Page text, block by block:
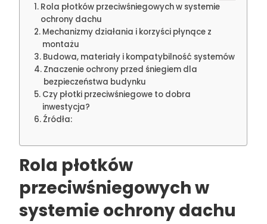
Rola płotków przeciwśniegowych w systemie
ochrony dachu
Mechanizmy działania i korzyści płynące z
montażu
Budowa, materiały i kompatybilność systemów
Znaczenie ochrony przed śniegiem dla
bezpieczeństwa budynku
Czy płotki przeciwśniegowe to dobra
inwestycja?
Źródła:
Rola płotków
przeciwśniegowych w
systemie ochrony dachu